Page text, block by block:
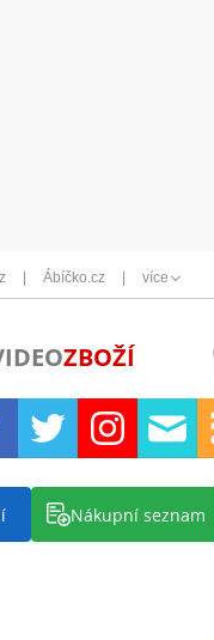
Ábíčko.cz více
ZBOŽÍ
Nákupní seznam